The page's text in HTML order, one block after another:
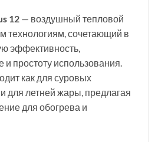
12 — воздушный тепловой
технологиям, сочетающий в
эффективность,
и простоту использования.
как для суровых
и для летней жары, предлагая
для обогрева и